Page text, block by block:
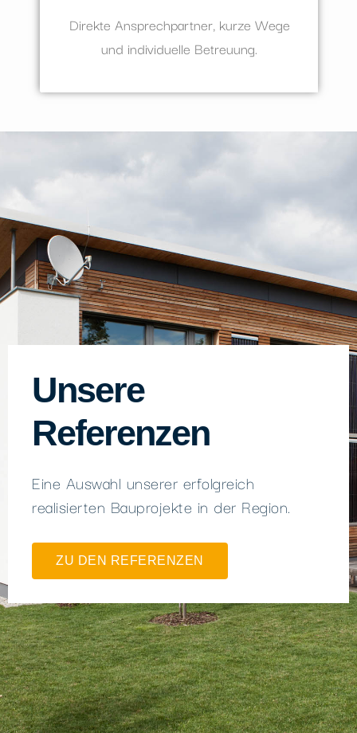
Direkte Ansprechpartner, kurze Wege
und individuelle Betreuung.
Unsere
Referenzen
Eine Auswahl unserer erfolgreich
realisierten Bauprojekte in der Region.
ZU DEN REFERENZEN